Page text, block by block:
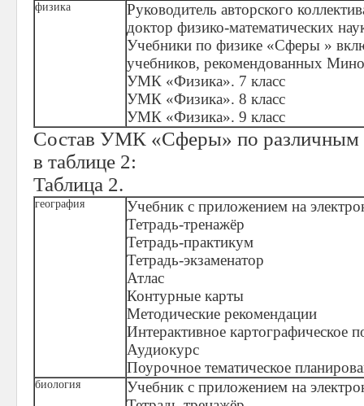
физика
Руководитель авторского
доктор физико-математических
Учебники по физике «Сферы »
учебников, рекомендованных
УМК «Физика». 7 класс
УМК «Физика». 8 класс
УМК «Физика». 9 класс
Состав УМК «Сферы» по различным
в таблице 2:
Таблица 2.
география
Учебник с приложением на
Тетрадь-тренажёр
Тетрадь-практикум
Тетрадь-экзаменатор
Атлас
Контурные карты
Методические рекомендации
Интерактивное картографическое
Аудиокурс
Поурочное тематическое
биология
Учебник с приложением на